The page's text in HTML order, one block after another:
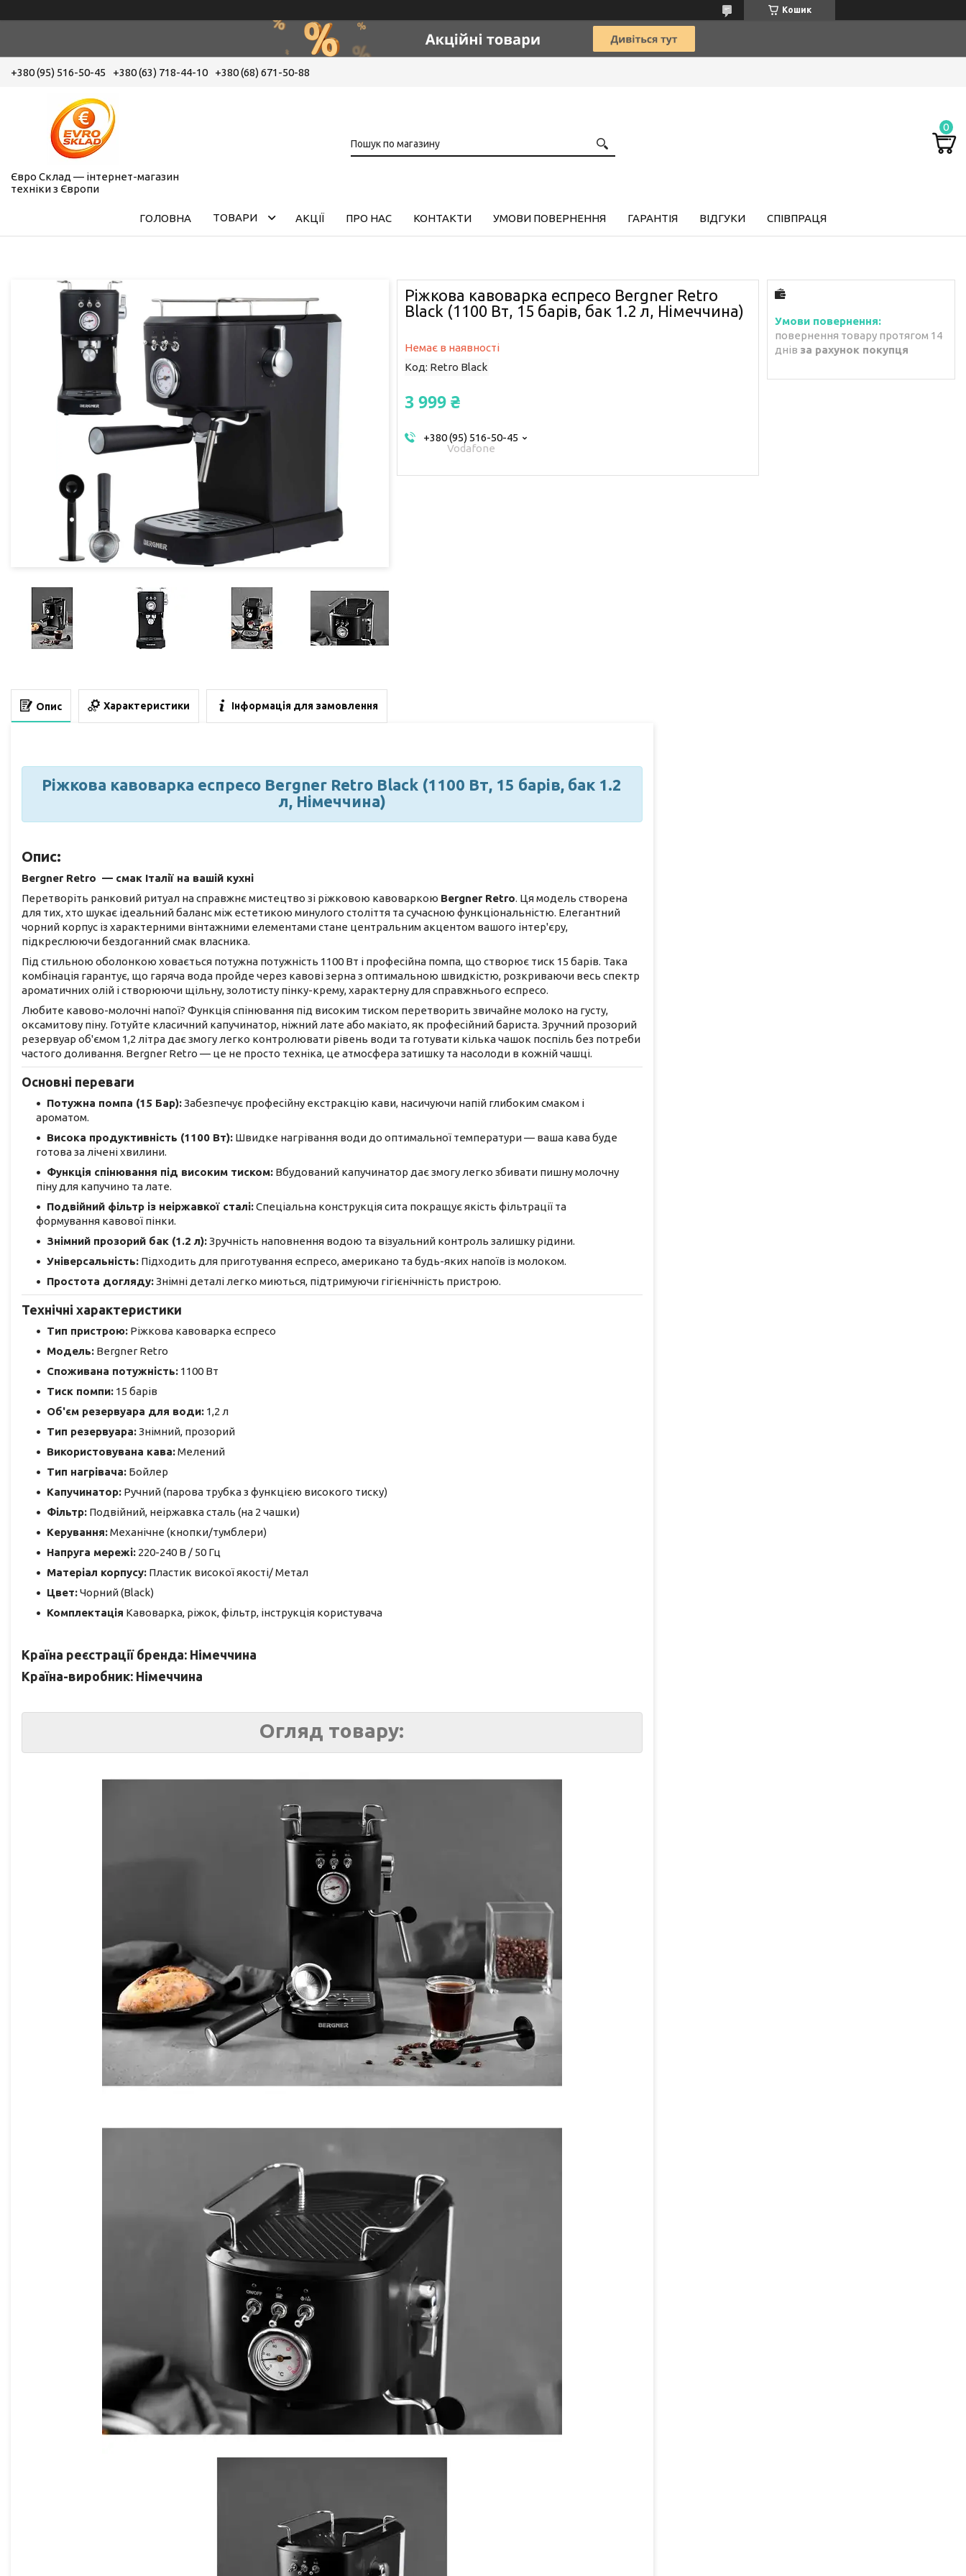
Кошик
+380 (95) 516-50-45 +380 (63) 718-44-10 +380 (68) 671-50-88
Євро Склад — інтернет-магазин
техніки з Європи
ГОЛОВНА ТОВАРИ АКЦІЇ ПРО НАС КОНТАКТИ УМОВИ ПОВЕРНЕННЯ ГАРАНТІЯ ВІДГУКИ СПІВПРАЦЯ
Ріжкова кавоварка еспресо Bergner Retro
Black (1100 Вт, 15 барів, бак 1.2 л, Німеччина)
Немає в наявності
Код: Retro Black
3 999 ₴
+380 (95) 516-50-45
Vodafone
повернення товару протягом 14
днів за рахунок покупця
Опис Характеристики Інформація для замовлення
Ріжкова кавоварка еспресо Bergner Retro Black (1100 Вт, 15 барів, бак 1.2
л, Німеччина)
Опис:
Bergner Retro — смак Італії на вашій кухні
Перетворіть ранковий ритуал на справжнє мистецтво зі ріжковою кавоваркою Bergner Retro. Ця модель створена
для тих, хто шукає ідеальний баланс між естетикою минулого століття та сучасною функціональністю. Елегантний
чорний корпус із характерними вінтажними елементами стане центральним акцентом вашого інтер'єру,
підкреслюючи бездоганний смак власника.
Під стильною оболонкою ховається потужна потужність 1100 Вт і професійна помпа, що створює тиск 15 барів. Така
комбінація гарантує, що гаряча вода пройде через кавові зерна з оптимальною швидкістю, розкриваючи весь спектр
ароматичних олій і створюючи щільну, золотисту пінку-крему, характерну для справжнього еспресо.
Любите кавово-молочні напої? Функція спінювання під високим тиском перетворить звичайне молоко на густу,
оксамитову піну. Готуйте класичний капучинатор, ніжний лате або макіато, як професійний бариста. Зручний прозорий
резервуар об'ємом 1,2 літра дає змогу легко контролювати рівень води та готувати кілька чашок поспіль без потреби
частого доливання. Bergner Retro — це не просто техніка, це атмосфера затишку та насолоди в кожній чашці.
Основні переваги
Потужна помпа (15 Бар):Забезпечує професійну екстракцію кави, насичуючи напій глибоким смаком і
ароматом.
Висока продуктивність (1100 Вт): Швидке нагрівання води до оптимальної температури — ваша кава буде
готова за лічені хвилини.
Функція спінювання під високим тиском: Вбудований капучинатор дає змогу легко збивати пишну молочну
піну для капучино та лате.
Подвійний фільтр із неіржавкої сталі:Спеціальна конструкція сита покращує якість фільтрації та
формування кавової пінки.
Знімний прозорий бак (1.2 л):Зручність наповнення водою та візуальний контроль залишку рідини.
Універсальність: Підходить для приготування еспресо, американо та будь-яких напоїв із молоком.
Простота догляду:Знімні деталі легко миються, підтримуючи гігієнічність пристрою.
Технічні характеристики
Тип пристрою: Ріжкова кавоварка еспресо
Модель: Bergner Retro
Споживана потужність: 1100 Вт
Тиск помпи: 15 барів
Об'єм резервуара для води: 1,2 л
Тип резервуара:Знімний, прозорий
Використовувана кава:Мелений
Тип нагрівача: Бойлер
Капучинатор: Ручний (парова трубка з функцією високого тиску)
Фільтр: Подвійний, неіржавка сталь (на 2 чашки)
Керування:Механічне (кнопки/тумблери)
Напруга мережі: 220-240 В / 50 Гц
Матеріал корпусу: Пластик високої якості/ Метал
Цвет:Чорний (Black)
Комплектація Кавоварка, ріжок, фільтр, інструкція користувача
Країна реєстрації бренда: Німеччина
Країна-виробник: Німеччина
Огляд товару: